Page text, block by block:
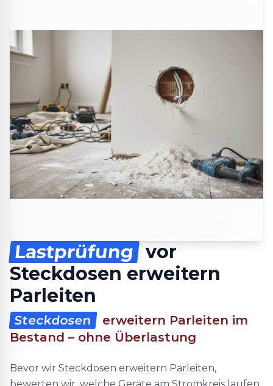
Lastprüfung vor
Steckdosen erweitern
Parleiten
Steckdosen
erweitern Parleiten im
Bestand – ohne Überlastung
Bevor wir Steckdosen erweitern Parleiten,